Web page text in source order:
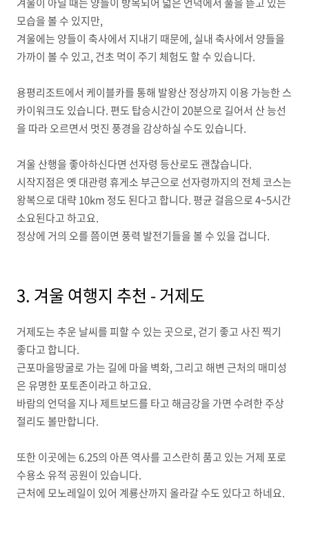
모습을 볼 수 있지만,
겨울에는 양들이 축사에서 지내기 때문에, 실내 축사에서 양들을
가까이 볼 수 있고, 건초 먹이 주기 체험도 할 수 있습니다.
용평리조트에서 케이블카를 통해 발왕산 정상까지 이용 가능한 스
카이워크도 있습니다. 편도 탑승시간이 20분으로 길어서 산 능선
을 따라 오르면서 멋진 풍경을 감상하실 수도 있습니다.
겨울 산행을 좋아하신다면 선자령 등산로도 괜찮습니다.
시작지점은 옛 대관령 휴게소 부근으로 선자령까지의 전체 코스는
왕복으로 대략 10km 정도 된다고 합니다. 평균 걸음으로 4~5시간
소요된다고 하고요.
정상에 거의 오를 쯤이면 풍력 발전기들을 볼 수 있을 겁니다.
3. 겨울 여행지 추천 - 거제도
거제도는 추운 날씨를 피할 수 있는 곳으로, 걷기 좋고 사진 찍기
좋다고 합니다.
근포마을땅굴로 가는 길에 마을 벽화, 그리고 해변 근처의 매미성
은 유명한 포토존이라고 하고요.
바람의 언덕을 지나 제트보드를 타고 해금강을 가면 수려한 주상
절리도 볼만합니다.
또한 이곳에는 6.25의 아픈 역사를 고스란히 품고 있는 거제 포로
수용소 유적 공원이 있습니다.
근처에 모노레일이 있어 계룡산까지 올라갈 수도 있다고 하네요.